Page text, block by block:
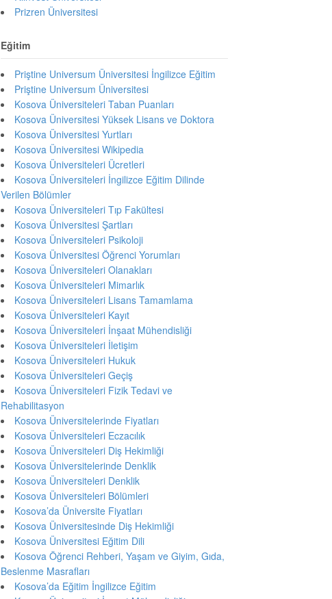
Prizren Üniversitesi
Eğitim
Priştine Universum Üniversitesi İngilizce Eğitim
Priştine Universum Üniversitesi
Kosova Üniversiteleri Taban Puanları
Kosova Üniversitesi Yüksek Lisans ve Doktora
Kosova Üniversitesi Yurtları
Kosova Üniversitesi Wikipedia
Kosova Üniversiteleri Ücretleri
Kosova Üniversiteleri İngilizce Eğitim Dilinde
Verilen Bölümler
Kosova Üniversiteleri Tıp Fakültesi
Kosova Üniversitesi Şartları
Kosova Üniversiteleri Psikoloji
Kosova Üniversitesi Öğrenci Yorumları
Kosova Üniversiteleri Olanakları
Kosova Üniversiteleri Mimarlık
Kosova Üniversiteleri Lisans Tamamlama
Kosova Üniversiteleri Kayıt
Kosova Üniversiteleri İnşaat Mühendisliği
Kosova Üniversiteleri İletişim
Kosova Üniversiteleri Hukuk
Kosova Üniversiteleri Geçiş
Kosova Üniversiteleri Fizik Tedavi ve
Rehabilitasyon
Kosova Üniversitelerinde Fiyatları
Kosova Üniversiteleri Eczacılık
Kosova Üniversiteleri Diş Hekimliği
Kosova Üniversitelerinde Denklik
Kosova Üniversiteleri Denklik
Kosova Üniversiteleri Bölümleri
Kosova’da Üniversite Fiyatları
Kosova Üniversitesinde Diş Hekimliği
Kosova Üniversitesi Eğitim Dili
Kosova Öğrenci Rehberi, Yaşam ve Giyim, Gıda,
Beslenme Masrafları
Kosova’da Eğitim İngilizce Eğitim